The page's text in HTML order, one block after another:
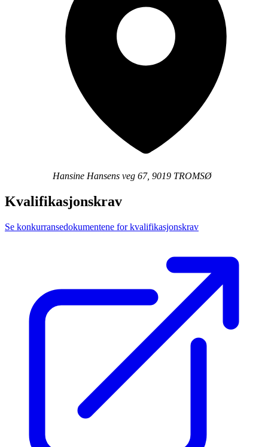
Hansine Hansens veg 67, 9019 TROMSØ
Kvalifikasjonskrav
Se konkurransedokumentene for kvalifikasjonskrav